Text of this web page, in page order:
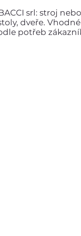
srl: stroj
dveře.
potřeb